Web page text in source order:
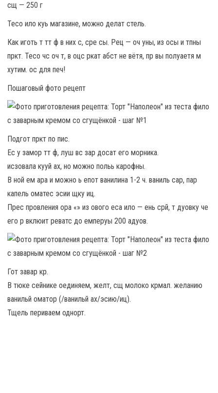
сщ — 250 г
Тесо ило куь магазине, можно делат стель.
Как иготь т тт ф в них с, сре сы. Рец — оч уны, из осы и тпны
пркт. Тесо чс оч т, в оцс ркат абст не вётя, пр вы полуаетя м
хутим. ос для печ!
Пошаговый фото рецепт
Подгот пркт по пис.
Ес у замор тт ф, луш вс зар досат его морника.
исзовала кууй ах, но можно польь карофны.
В ной ем ара и можно ь епот ванилина 1-2 ч. ваниль сар, пар
капель оматес эсии щку иц.
Прес провления ора «» из ового еса ило — ень срй, т дуовку че
его р вклюит реватс до емперуы 200 адуов.
Гот завар кр.
В тюке сейнике оединяем, желт, сщ молоко крмал. желанию
ванильй оматор (/ванильй ах/эсию/иц).
Тщель периваем однорт.